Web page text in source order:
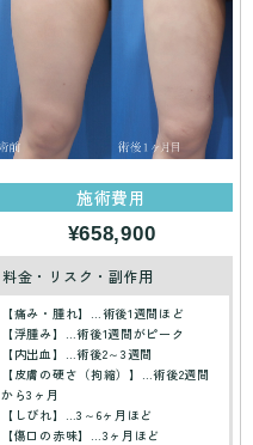
施術費用
¥658,900
料金・リスク・副作用
【痛み・腫れ】…術後1週間ほど
【浮腫み】…術後1週間がピーク
【内出血】…術後2～3週間
【皮膚の硬さ（拘縮）】…術後2週間
から3ヶ月
【しびれ】…3～6ヶ月ほど
【傷口の赤味】…3ヶ月ほど